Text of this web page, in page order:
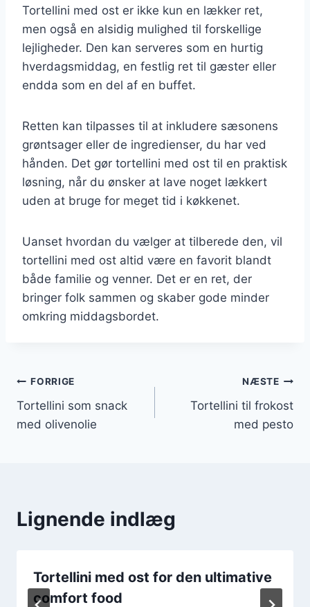
Tortellini med ost er ikke kun en lækker ret,
men også en alsidig mulighed til forskellige
lejligheder. Den kan serveres som en hurtig
hverdagsmiddag, en festlig ret til gæster eller
endda som en del af en buffet.
Retten kan tilpasses til at inkludere sæsonens
grøntsager eller de ingredienser, du har ved
hånden. Det gør tortellini med ost til en praktisk
løsning, når du ønsker at lave noget lækkert
uden at bruge for meget tid i køkkenet.
Uanset hvordan du vælger at tilberede den, vil
tortellini med ost altid være en favorit blandt
både familie og venner. Det er en ret, der
bringer folk sammen og skaber gode minder
omkring middagsbordet.
Indlægsnavigation
FORRIGE
Tortellini som snack
med olivenolie
NÆSTE
Tortellini til frokost
med pesto
Lignende indlæg
Tortellini med ost for den ultimative
comfort food